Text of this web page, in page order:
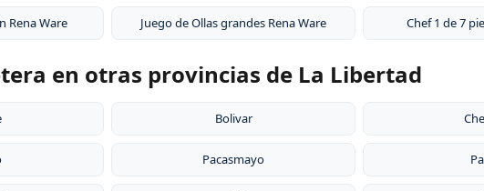
Rena Ware Juego de Ollas grandes Rena Ware Chef 1 de 7
en otras provincias de La Libertad
Bolivar
Pacasmayo